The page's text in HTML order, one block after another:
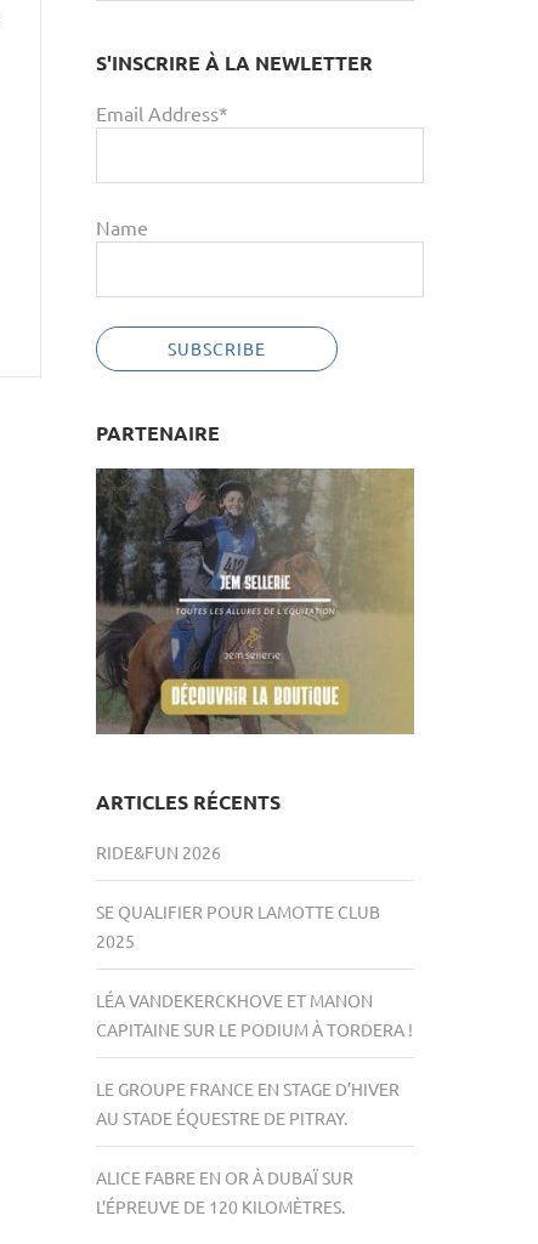
S'INSCRIRE À LA NEWLETTER
Email Address*
Name
PARTENAIRE
ARTICLES RÉCENTS
RIDE&FUN 2026
SE QUALIFIER POUR LAMOTTE CLUB
2025
LÉA VANDEKERCKHOVE ET MANON
CAPITAINE SUR LE PODIUM À TORDERA !
LE GROUPE FRANCE EN STAGE D’HIVER
AU STADE ÉQUESTRE DE PITRAY.
ALICE FABRE EN OR À DUBAÏ SUR
L’ÉPREUVE DE 120 KILOMÈTRES.